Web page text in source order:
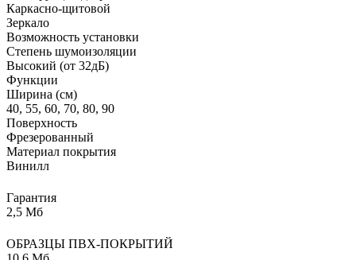
Каркасно-щитовой
Зеркало
Возможность установки
Степень шумоизоляции
Высокий (от 32дБ)
Функции
Ширина (см)
40, 55, 60, 70, 80, 90
Поверхность
Фрезерованный
Материал покрытия
Винилл
Гарантия
2,5 Мб
ОБРАЗЦЫ ПВХ-ПОКРЫТИЙ